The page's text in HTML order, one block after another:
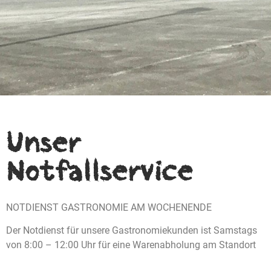
Unser
Notfallservice
NOTDIENST GASTRONOMIE AM WOCHENENDE
Der Notdienst für unsere Gastronomiekunden ist Samstags
von 8:00 – 12:00 Uhr für eine Warenabholung am Standort